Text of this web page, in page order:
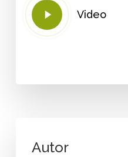
Play
Video
Video
Autor